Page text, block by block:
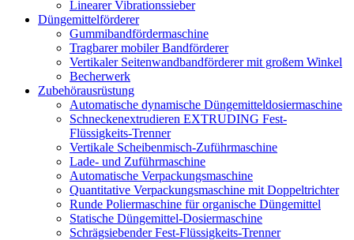
Linearer Vibrationssieber
Düngemittelförderer
Gummibandfördermaschine
Tragbarer mobiler Bandförderer
Vertikaler Seitenwandbandförderer mit großem Winkel
Becherwerk
Zubehörausrüstung
Automatische dynamische Düngemitteldosiermaschine
Schneckenextrudieren EXTRUDING Fest-
Flüssigkeits-Trenner
Vertikale Scheibenmisch-Zuführmaschine
Lade- und Zuführmaschine
Automatische Verpackungsmaschine
Quantitative Verpackungsmaschine mit Doppeltrichter
Runde Poliermaschine für organische Düngemittel
Statische Düngemittel-Dosiermaschine
Schrägsiebender Fest-Flüssigkeits-Trenner